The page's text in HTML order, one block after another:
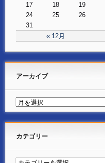
« 12月
17
18 19
24
25 26
31
アーカイブ
カテゴリー